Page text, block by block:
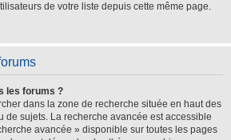
de votre liste depuis cette même page.
les forums ?
dans la zone de recherche située en haut des
de sujets. La recherche avancée est accessible
avancée » disponible sur toutes les pages